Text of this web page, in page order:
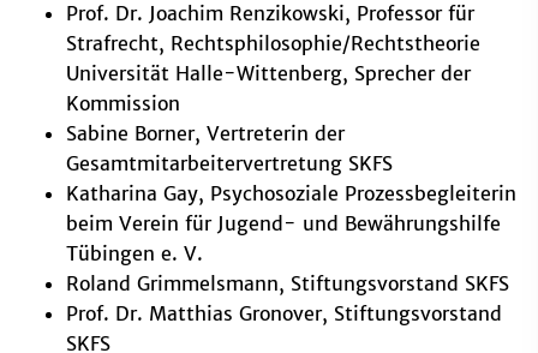
Prof. Dr. Joachim Renzikowski, Professor für
Strafrecht, Rechtsphilosophie/Rechtstheorie
Universität Halle-Wittenberg, Sprecher der
Kommission
Sabine Borner, Vertreterin der
Gesamtmitarbeitervertretung SKFS
Katharina Gay, Psychosoziale Prozessbegleiterin
beim Verein für Jugend- und Bewährungshilfe
Tübingen e. V.
Roland Grimmelsmann, Stiftungsvorstand SKFS
Prof. Dr. Matthias Gronover, Stiftungsvorstand
SKFS